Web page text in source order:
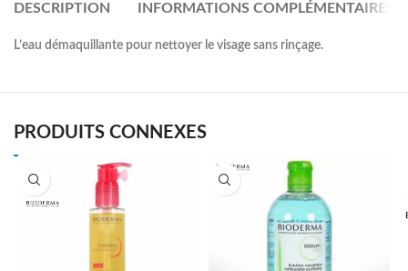
DESCRIPTION INFORMATIONS COMPLÉMENTAIRES
L’eau démaquillante pour nettoyer le visage sans rinçage.
PRODUITS CONNEXES
EN RUPTURE